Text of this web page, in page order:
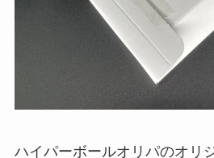
ハイパーボールオリパのオリ